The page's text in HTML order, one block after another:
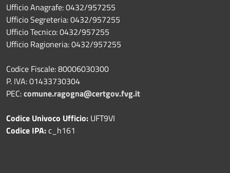
Ufficio Anagrafe: 0432/957255
Ufficio Segreteria: 0432/957255
Ufficio Tecnico: 0432/957255
Ufficio Ragioneria: 0432/957255
Codice Fiscale: 80006030300
P. IVA: 01433730304
PEC:comune.ragogna@certgov.fvg.it
Codice Univoco Ufficio: UFT9VI
Codice IPA:c_h161